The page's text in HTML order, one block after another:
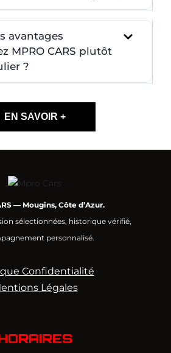
avantages
MPRO CARS plutôt
?
EN SAVOIR +
— Mougins, Côte d’Azur.
sélectionnées, historique vérifié,
personnalisé.
Confidentialité
Légales